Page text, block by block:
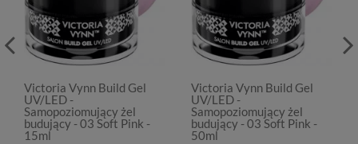
Victoria Vynn Build Gel
UV/LED -
Samopoziomujący żel
budujący - 03 Soft Pink -
15ml
Victoria Vynn Build Gel
UV/LED -
Samopoziomujący żel
budujący - 03 Soft Pink -
50ml